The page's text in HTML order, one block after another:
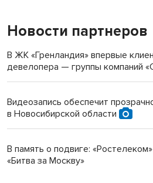
Новости партнеров
В ЖК «Гренландия» впервые
девелопера — группы компаний
Видеозапись обеспечит
в Новосибирской области
В память о подвиге:
«Битва за Москву»